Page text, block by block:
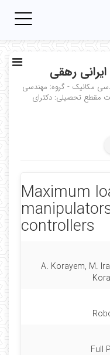
رهقی
مکانیک - گروه: مهندسی
مقطع تحصیلی: دکترای
Maximum
controllers
A. Korayem, M.
Full